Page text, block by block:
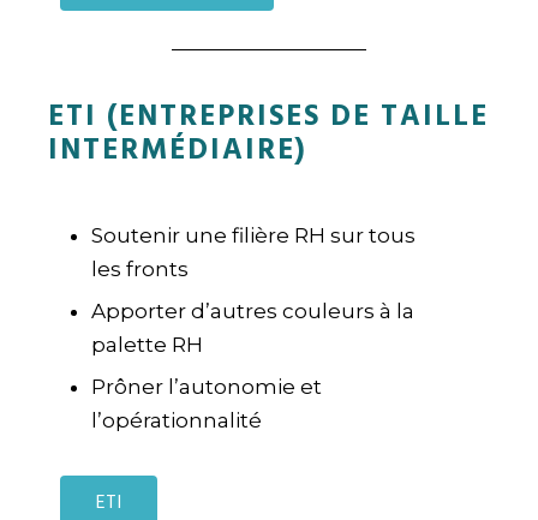
ETI (ENTREPRISES DE TAILLE
INTERMÉDIAIRE)
Soutenir une filière RH sur tous
les fronts
Apporter d’autres couleurs à la
palette RH
Prôner l’autonomie et
l’opérationnalité
ETI